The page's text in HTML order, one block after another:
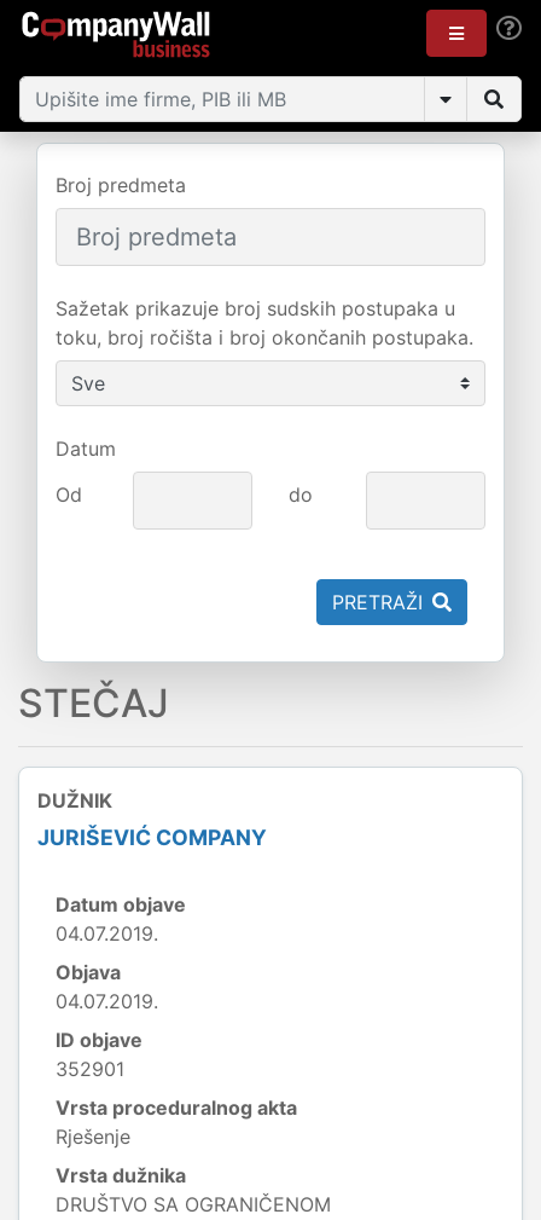
Broj predmeta
Sažetak prikazuje broj sudskih postupaka u
toku, broj ročišta i broj okončanih postupaka.
Datum
Od
do
PRETRAŽI
STEČAJ
DUŽNIK
JURIŠEVIĆ COMPANY
Datum objave
04.07.2019.
Objava
04.07.2019.
ID objave
352901
Vrsta proceduralnog akta
Rješenje
Vrsta dužnika
DRUŠTVO SA OGRANIČENOM